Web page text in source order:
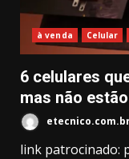
à venda Celular
6 celulares
mas não
link patrocinado: